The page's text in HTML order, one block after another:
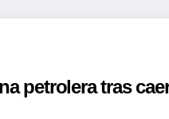
petrolera tras